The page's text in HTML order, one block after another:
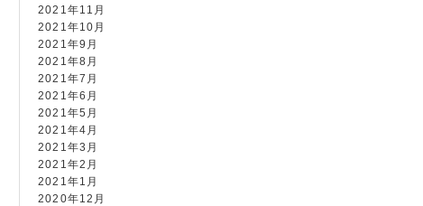
2021年11月
2021年10月
2021年9月
2021年8月
2021年7月
2021年6月
2021年5月
2021年4月
2021年3月
2021年2月
2021年1月
2020年12月